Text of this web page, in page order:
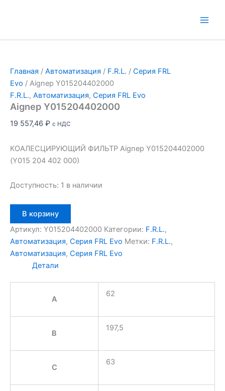
Главная / Автоматизация / F.R.L. / Серия FRL
Evo / Aignep Y015204402000
F.R.L., Автоматизация, Серия FRL Evo
Aignep Y015204402000
19 557,46 ₽ с НДС
КОАЛЕСЦИРУЮЩИЙ ФИЛЬТР Aignep Y015204402000
(Y015 204 402 000)
Доступность: 1 в наличии
товара
Aignep
Y015204402000
В корзину
Артикул: Y015204402000 Категории: F.R.L.,
Автоматизация, Серия FRL Evo Метки: F.R.L.,
Автоматизация, Серия FRL Evo
Детали
A
62
B
197,5
C
63